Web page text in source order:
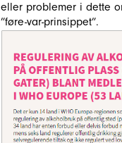
eller problemer i dette
”føre-var-prinsippet”.